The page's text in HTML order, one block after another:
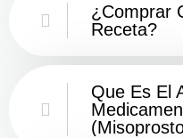
¿Comprar
Receta?
Que Es El